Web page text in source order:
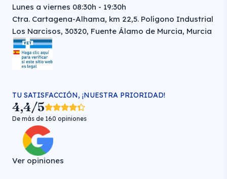
Lunes a viernes 08:30h - 19:30h
Ctra. Cartagena-Alhama, km 22,5. Polígono Industrial
Los Narcisos, 30320, Fuente Álamo de Murcia, Murcia
TU SATISFACCIÓN, ¡NUESTRA PRIORIDAD!
4,4/5
De más de 160 opiniones
Ver opiniones